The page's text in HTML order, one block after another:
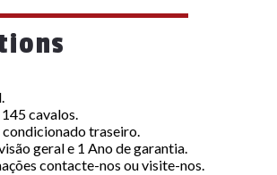
cavalos.
condicionado traseiro.
geral e 1 Ano de garantia.
contacte-nos ou visite-nos.